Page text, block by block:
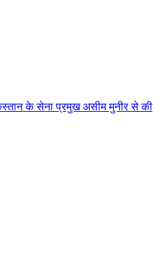
के सेना प्रमुख असीम मुनीर से की